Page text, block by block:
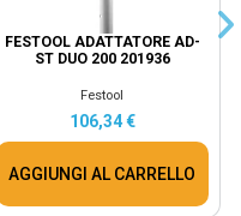
FESTOOL ADATTATORE AD-
ST DUO 200 201936
Festool
106,34 €
AGGIUNGI AL CARRELLO